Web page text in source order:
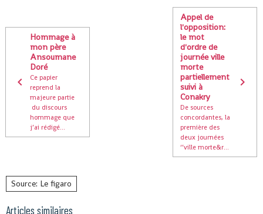
Hommage à
mon père
Ansoumane
Doré
Ce papier
reprend la
majeure partie
du discours
hommage que
j’ai rédigé...
Appel de
l'opposition:
le mot
d'ordre de
journée ville
morte
partiellement
suivi à
Conakry
De sources
concordantes, la
première des
deux journées
‘’ville morte&r...
Source: Le figaro
Articles similaires